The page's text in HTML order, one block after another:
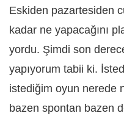
Eskiden pazartesiden
kadar ne yapacağını
yordu. Şimdi son
yapıyorum tabii ki.
istediğim oyun nerede
bazen spontan bazen